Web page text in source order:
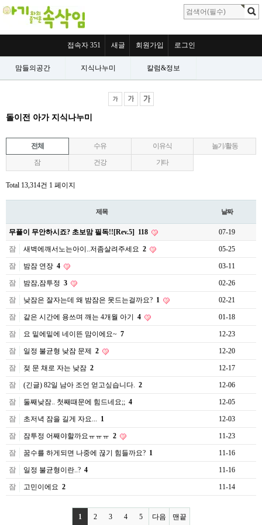
접속자 351 새글 회원가입 로그인
맘들의공간 지식나누미 칼럼&정보
돌이전 아가 지식나누미
전체 수유 이유식
놀기/활동
잠
건강 기타
Total 13,314건 1 페이지
제목 날짜
무플이 무안하시죠? 초보맘 필독!![Rev.5] 118 07-19
잠 새벽에깨서노는아이..저좀살려주세요 2 05-25
잠 밤잠 연장 4 03-11
잠 밤잠,잠투정 3 02-26
잠 낮잠은 잘자는데 왜 밤잠은 못드는걸까요? 1 02-21
잠 같은 시간에 용쓰며 깨는 4개월 아기 4 01-18
잠 요 밑에밑에 네이뜬 맘이에요~ 7 12-23
잠 일정 불균형 낮잠 문제 2 12-20
잠 젖 문 채로 자는 낮잠 2 12-17
잠 (긴글) 82일 남아 조언 얻고싶습니다. 2 12-06
잠 둘째낮잠.. 첫째때문에 힘드네요;; 4 12-05
잠 초저녁 잠을 길게 자요... 1 12-03
잠 잠투정 어째야할까요ㅠㅠㅠ 2 11-23
잠 꿈수를 하게되면 나중에 끊기 힘들까요? 1 11-16
잠 일정 불균형이란..? 4 11-16
잠 고민이에요 2 11-14
1 2 3 4 5 다음 맨끝